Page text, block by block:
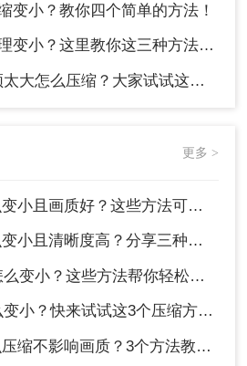
置一下的，如果有要求的话，
选择。然后再点击开始压缩。
载就可以得到压缩后的视频文件
变小？教你四个简单的方法！
小？这里教你这三种方法!！
怎么压缩？大家试试这四种方法！
更多 >
好？这些方法可以帮助你高质量压缩！
晰度高？分享三种可以变小的方法！
小？这些方法帮你轻松变小！
小？快来试试这3个压缩方法！
不影响画质？3个方法教会你！